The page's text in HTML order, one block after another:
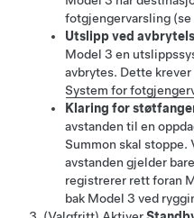
fotgjengervarsling (se
Utslipp ved
Model 3 en
avbrytes. Dette
System for
Klaring for
avstanden til en
Summon skal stoppe.
avstanden gjelder
registrerer rett foran
bak Model 3 ved